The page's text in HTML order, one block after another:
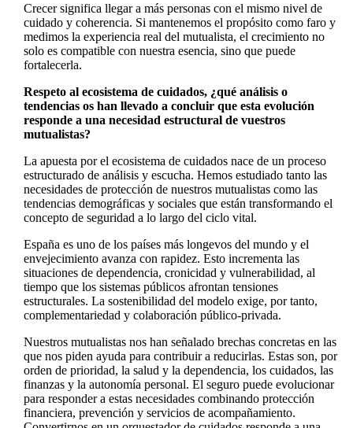
Crecer significa llegar a más personas con el mismo nivel de
cuidado y coherencia. Si mantenemos el propósito como faro y
medimos la experiencia real del mutualista, el crecimiento no
solo es compatible con nuestra esencia, sino que puede
fortalecerla.
Respeto al ecosistema de cuidados, ¿qué análisis o
tendencias os han llevado a concluir que esta evolución
responde a una necesidad estructural de vuestros
mutualistas?
La apuesta por el ecosistema de cuidados nace de un proceso
estructurado de análisis y escucha. Hemos estudiado tanto las
necesidades de protección de nuestros mutualistas como las
tendencias demográficas y sociales que están transformando el
concepto de seguridad a lo largo del ciclo vital.
España es uno de los países más longevos del mundo y el
envejecimiento avanza con rapidez. Esto incrementa las
situaciones de dependencia, cronicidad y vulnerabilidad, al
tiempo que los sistemas públicos afrontan tensiones
estructurales. La sostenibilidad del modelo exige, por tanto,
complementariedad y colaboración público-privada.
Nuestros mutualistas nos han señalado brechas concretas en las
que nos piden ayuda para contribuir a reducirlas. Estas son, por
orden de prioridad, la salud y la dependencia, los cuidados, las
finanzas y la autonomía personal. El seguro puede evolucionar
para responder a estas necesidades combinando protección
financiera, prevención y servicios de acompañamiento.